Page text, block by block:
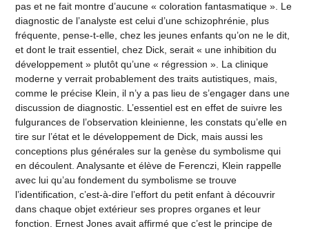
pas et ne fait montre d’aucune « coloration fantasmatique ». Le
diagnostic de l’analyste est celui d’une schizophrénie, plus
fréquente, pense-t-elle, chez les jeunes enfants qu’on ne le dit,
et dont le trait essentiel, chez Dick, serait « une inhibition du
développement » plutôt qu’une « régression ». La clinique
moderne y verrait probablement des traits autistiques, mais,
comme le précise Klein, il n’y a pas lieu de s’engager dans une
discussion de diagnostic. L’essentiel est en effet de suivre les
fulgurances de l’observation kleinienne, les constats qu’elle en
tire sur l’état et le développement de Dick, mais aussi les
conceptions plus générales sur la genèse du symbolisme qui
en découlent. Analysante et élève de Ferenczi, Klein rappelle
avec lui qu’au fondement du symbolisme se trouve
l’identification, c’est-à-dire l’effort du petit enfant à découvrir
dans chaque objet extérieur ses propres organes et leur
fonction. Ernest Jones avait affirmé que c’est le principe de